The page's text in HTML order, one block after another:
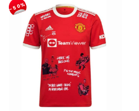
-50%